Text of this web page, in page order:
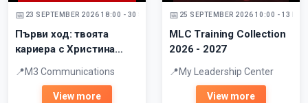
23 SEPTEMBER 2026 18:00 - 30 SEPTEMBER 2026
Първи ход: твоята
кариера с Христина
M3 Communications
View more
25 SEPTEMBER 2026 10:00 - 13
MLC Training Collection
2026 - 2027
My Leadership Center
View more